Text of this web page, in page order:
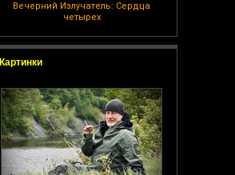
Вечерний Излучатель: Сердца
четырех
Картинки